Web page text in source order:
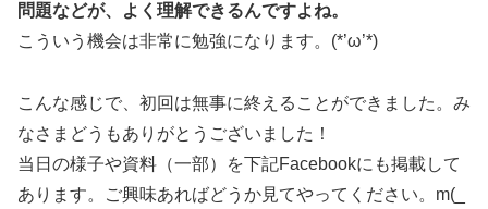
問題などが、よく理解できるんですよね。
こういう機会は非常に勉強になります。(*’ω’*)
こんな感じで、初回は無事に終えることができました。み
なさまどうもありがとうございました！
当日の様子や資料（一部）を下記Facebookにも掲載して
あります。ご興味あればどうか見てやってください。m(_